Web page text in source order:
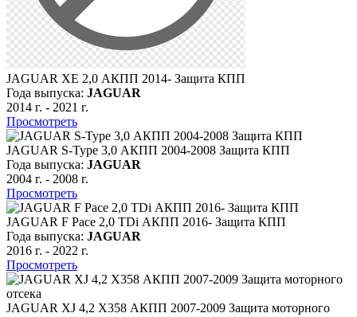
JAGUAR XE 2,0 АКПП 2014- Защита КПП
Года выпуска: JAGUAR
2014 г. - 2021 г.
Просмотреть
JAGUAR S-Type 3,0 АКПП 2004-2008 Защита КПП
Года выпуска: JAGUAR
2004 г. - 2008 г.
Просмотреть
JAGUAR F Pace 2,0 TDi АКПП 2016- Защита КПП
Года выпуска: JAGUAR
2016 г. - 2022 г.
Просмотреть
JAGUAR XJ 4,2 X358 АКПП 2007-2009 Защита моторного